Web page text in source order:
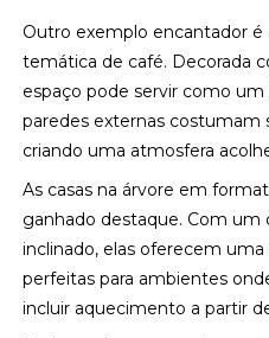
Outro exemplo encantador é
temática de café. Decorada
espaço pode servir como um
paredes externas costumam
criando uma atmosfera
As casas na árvore em
ganhado destaque. Com um
inclinado, elas oferecem
perfeitas para ambientes
incluir aquecimento a partir